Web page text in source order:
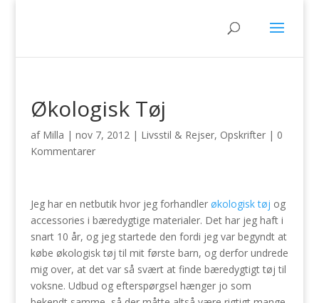
Økologisk Tøj
af Milla | nov 7, 2012| Livsstil & Rejser, Opskrifter| 0
Kommentarer
Jeg har en netbutik hvor jeg forhandler økologisk tøj og
accessories i bæredygtige materialer. Det har jeg haft i
snart 10 år, og jeg startede den fordi jeg var begyndt at
købe økologisk tøj til mit første barn, og derfor undrede
mig over, at det var så svært at finde bæredygtigt tøj til
voksne. Udbud og efterspørgsel hænger jo som